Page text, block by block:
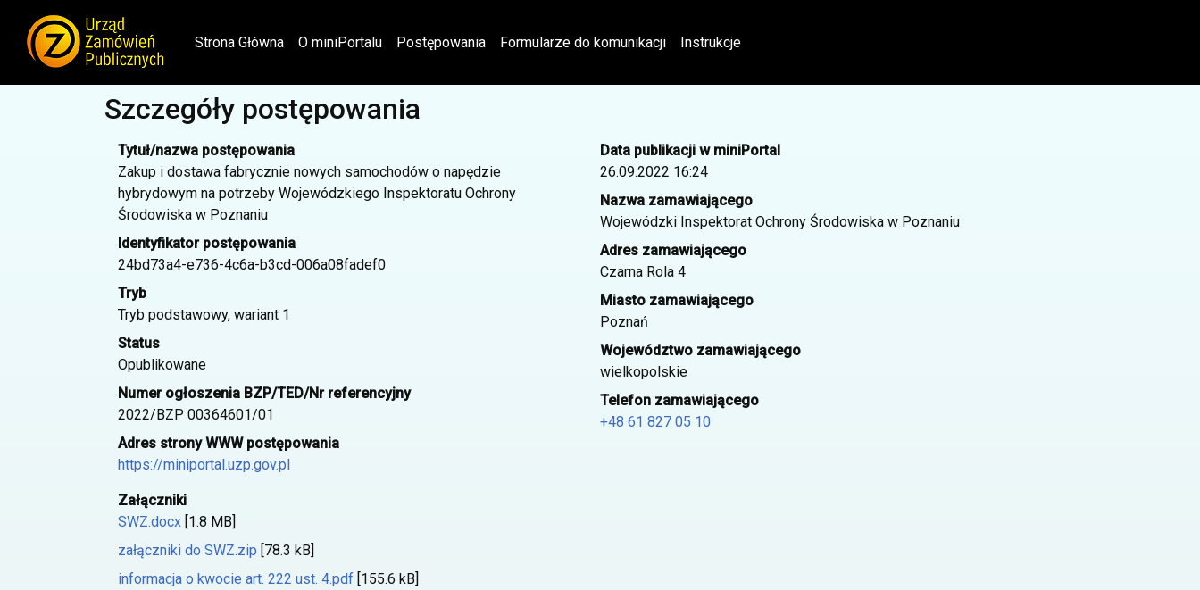
Strona Główna(current)
O miniPortalu Postępowania Formularze do komunikacji Instrukcje
Szczegóły postępowania
Tytuł/nazwa postępowania
Zakup i dostawa fabrycznie nowych samochodów o napędzie
hybrydowym na potrzeby Wojewódzkiego Inspektoratu Ochrony
Środowiska w Poznaniu
Identyfikator postępowania
24bd73a4-e736-4c6a-b3cd-006a08fadef0
Tryb
Tryb podstawowy, wariant 1
Status
Opublikowane
Numer ogłoszenia BZP/TED/Nr referencyjny
2022/BZP 00364601/01
Adres strony WWW postępowania
https://miniportal.uzp.gov.pl
Data publikacji w miniPortal
26.09.2022 16:24
Nazwa zamawiającego
Wojewódzki Inspektorat Ochrony Środowiska w Poznaniu
Adres zamawiającego
Czarna Rola 4
Miasto zamawiającego
Poznań
Województwo zamawiającego
wielkopolskie
Telefon zamawiającego
+48 61 827 05 10
Załączniki
SWZ.docx [1.8 MB]
załączniki do SWZ.zip [78.3 kB]
informacja o kwocie art. 222 ust. 4.pdf [155.6 kB]